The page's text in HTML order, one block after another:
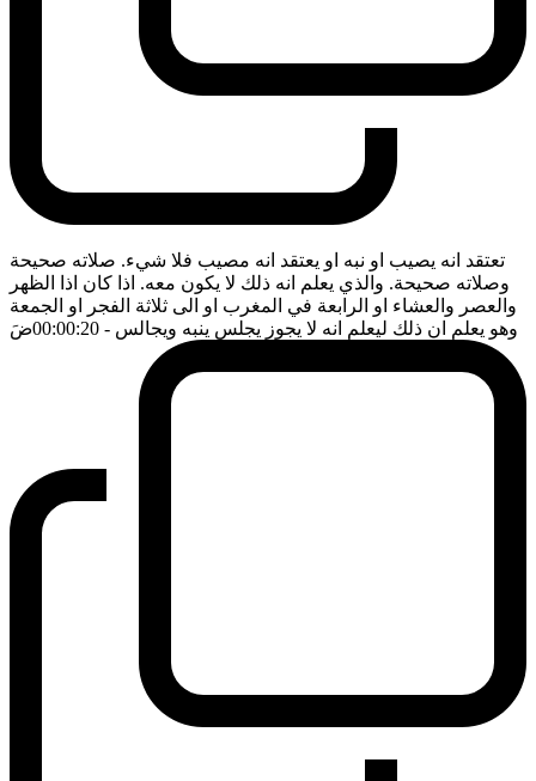
تعتقد انه يصيب او نبه او يعتقد انه مصيب فلا شيء. صلاته صحيحة
وصلاته صحيحة. والذي يعلم انه ذلك لا يكون معه. اذا كان اذا الظهر
والعصر والعشاء او الرابعة في المغرب او الى ثلاثة الفجر او الجمعة
وهو يعلم ان ذلك ليعلم انه لا يجوز يجلس ينبه ويجالس - 00:00:20 ضَ